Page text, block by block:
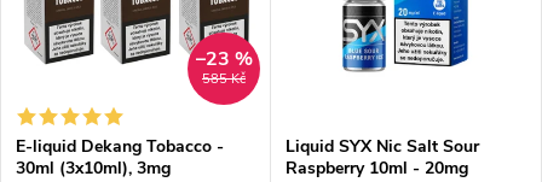
585 Kč
–23 %
E-liquid Dekang Tobacco -
30ml (3x10ml), 3mg
Liquid SYX Nic Salt Sour
Raspberry 10ml - 20mg